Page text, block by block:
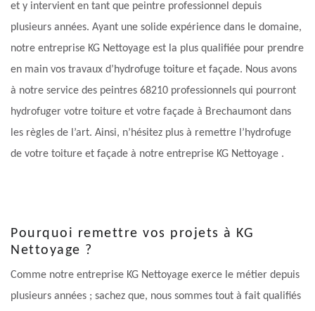
et y intervient en tant que peintre professionnel depuis
plusieurs années. Ayant une solide expérience dans le domaine,
notre entreprise KG Nettoyage est la plus qualifiée pour prendre
en main vos travaux d’hydrofuge toiture et façade. Nous avons
à notre service des peintres 68210 professionnels qui pourront
hydrofuger votre toiture et votre façade à Brechaumont dans
les règles de l’art. Ainsi, n’hésitez plus à remettre l’hydrofuge
de votre toiture et façade à notre entreprise KG Nettoyage .
Pourquoi remettre vos projets à KG
Nettoyage ?
Comme notre entreprise KG Nettoyage exerce le métier depuis
plusieurs années ; sachez que, nous sommes tout à fait qualifiés